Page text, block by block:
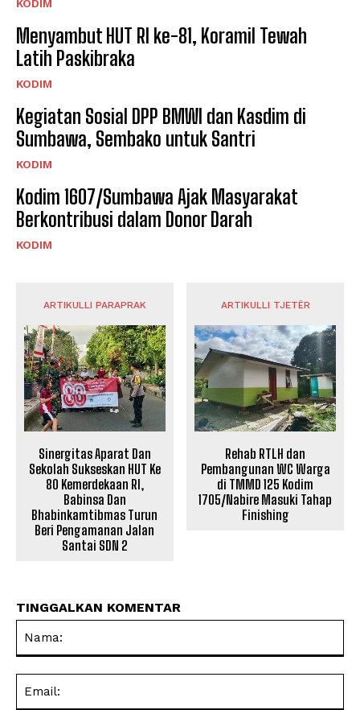
KODIM
Menyambut HUT RI ke-81, Koramil Tewah
Latih Paskibraka
KODIM
Kegiatan Sosial DPP BMWI dan Kasdim di
Sumbawa, Sembako untuk Santri
KODIM
Kodim 1607/Sumbawa Ajak Masyarakat
Berkontribusi dalam Donor Darah
KODIM
ARTIKULLI PARAPRAK
Sinergitas Aparat Dan
Sekolah Sukseskan HUT Ke
80 Kemerdekaan RI,
Babinsa Dan
Bhabinkamtibmas Turun
Beri Pengamanan Jalan
Santai SDN 2
ARTIKULLI TJETËR
Rehab RTLH dan
Pembangunan WC Warga
di TMMD 125 Kodim
1705/Nabire Masuki Tahap
Finishing
TINGGALKAN KOMENTAR